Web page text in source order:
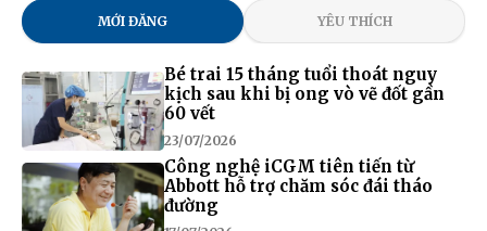
MỚI ĐĂNG YÊU THÍCH
Bé trai 15 tháng tuổi thoát nguy
kịch sau khi bị ong vò vẽ đốt gần
60 vết
23/07/2026
Công nghệ iCGM tiên tiến từ
Abbott hỗ trợ chăm sóc đái tháo
đường